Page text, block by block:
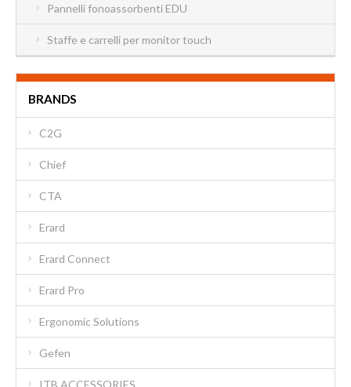
Pannelli fonoassorbenti EDU
Staffe e carrelli per monitor touch
BRANDS
C2G
Chief
CTA
Erard
Erard Connect
Erard Pro
Ergonomic Solutions
Gefen
ITB ACCESSORIES